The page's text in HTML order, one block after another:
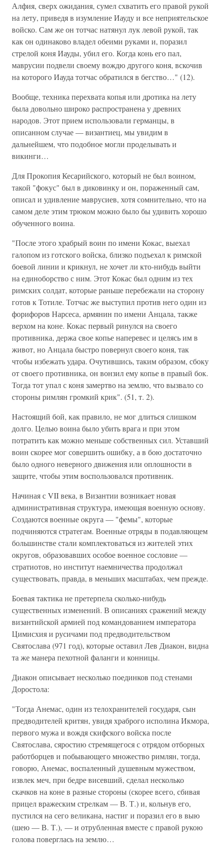
Алфия, сверх ожидания, сумел схватить его правой рукой
на лету, приведя в изумление Иауду и все неприятельское
войско. Сам же он тотчас натянул лук левой рукой, так
как он одинаково владел обеими руками и, поразил
стрелой коня Иауды, убил его. Когда конь его пал,
маврусии подвели своему вождю другого коня, вскочив
на которого Иауда тотчас обратился в бегство…" (12).
Вообще, техника перехвата копья или дротика на лету
была довольно широко распространена у древних
народов. Этот прием использовали германцы, в
описанном случае — византиец, мы увидим в
дальнейшем, что подобное могли проделывать и
викинги…
Для Прокопия Кесарийского, который не был воином,
такой "фокус" был в диковинку и он, пораженный сам,
описал и удивление маврусиев, хотя сомнительно, что на
самом деле этим трюком можно было бы удивить хорошо
обученного воина.
"После этого храбрый воин по имени Кокас, выехал
галопом из готского войска, близко подъехал к римской
боевой линии и крикнул, не хочет ли кто-нибудь выйти
на единоборство с ним. Этот Кокас был одним из тех
римских солдат, которые раньше перебежали на сторону
готов к Тотиле. Тотчас же выступил против него один из
форифоров Нарсеса, армянин по имени Анцала, также
верхом на коне. Кокас первый ринулся на своего
противника, держа свое копье наперевес и целясь им в
живот, но Анцала быстро повернул своего коня, так
чтобы избежать удара. Очутившись, таким образом, сбоку
от своего противника, он вонзил ему копье в правый бок.
Тогда тот упал с коня замертво на землю, что вызвало со
стороны римлян громкий крик". (51, т. 2).
Настоящий бой, как правило, не мог длиться слишком
долго. Целью воина было убить врага и при этом
потратить как можно меньше собственных сил. Уставший
воин скорее мог совершить ошибку, а в бою достаточно
было одного неверного движения или оплошности в
защите, чтобы этим воспользовался противник.
Начиная с VII века, в Византии возникает новая
административная структура, имеющая военную основу.
Создаются военные округа — "фемы", которые
подчиняются стратегам. Военные отряды в подавляющем
большинстве стали комплектоваться из жителей этих
округов, образовавших особое военное сословие —
стратиотов, но институт наемничества продолжал
существовать, правда, в меньших масштабах, чем прежде.
Боевая тактика не претерпела сколько-нибудь
существенных изменений. В описаниях сражений между
византийской армией под командованием императора
Цимисхия и русичами под предводительством
Святослава (971 год), которые оставил Лев Диакон, видна
та же манера пехотной фаланги и конницы.
Диакон описывает несколько поединков под стенами
Доростола:
"Тогда Анемас, один из телохранителей государя, сын
предводителей критян, увидя храброго исполина Икмора,
первого мужа и вождя скифского войска после
Святослава, сяростию стремящегося с отрядом отборных
работборцев и побывающего множество римлян, тогда,
говорю, Анемас, воспаленный душевным мужеством,
извлек меч, при бедре висевший, сделал несколько
скачков на коне в разные стороны (скорее всего, сбивая
прицел вражеским стрелкам — В. Т.) и, кольнув его,
пустился на сего великана, настиг и поразил его в выю
(шею — В. Т.), — и отрубленная вместе с правой рукою
голова поверглась на землю…